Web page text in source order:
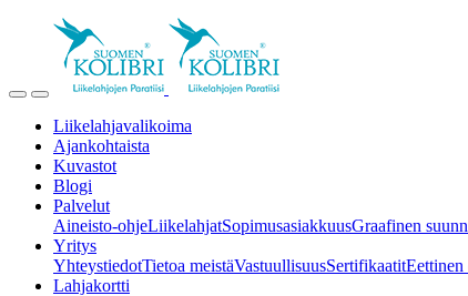
Liikelahjavalikoima
Ajankohtaista
Kuvastot
Blogi
Palvelut
Aineisto-ohjeLiikelahjatSopimusasiakkuusGraafinen
Yritys
YhteystiedotTietoa meistäVastuullisuusSertifikaatit
Lahjakortti